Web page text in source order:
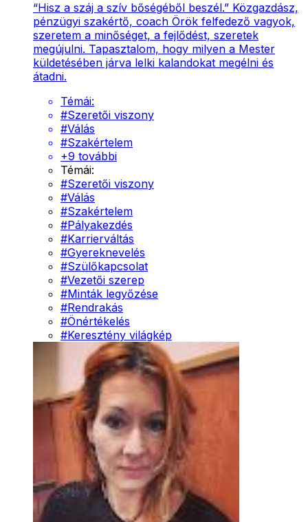
“Hisz a száj a szív bőségéből beszél.” Közgazdász,
pénzügyi szakértő, coach Örök felfedező vagyok,
szeretem a minőséget, a fejlődést, szeretek
megújulni. Tapasztalom, hogy milyen a Mester
küldetésében járva lelki kalandokat megélni és
átadni.
Témái:
#Szeretői viszony
#Válás
#Szakértelem
+9 további
Témái:
#Szeretői viszony
#Válás
#Szakértelem
#Pályakezdés
#Karrierváltás
#Gyereknevelés
#Szülőkapcsolat
#Vezetői szerep
#Minták legyőzése
#Rendrakás
#Önértékelés
#Keresztény világkép